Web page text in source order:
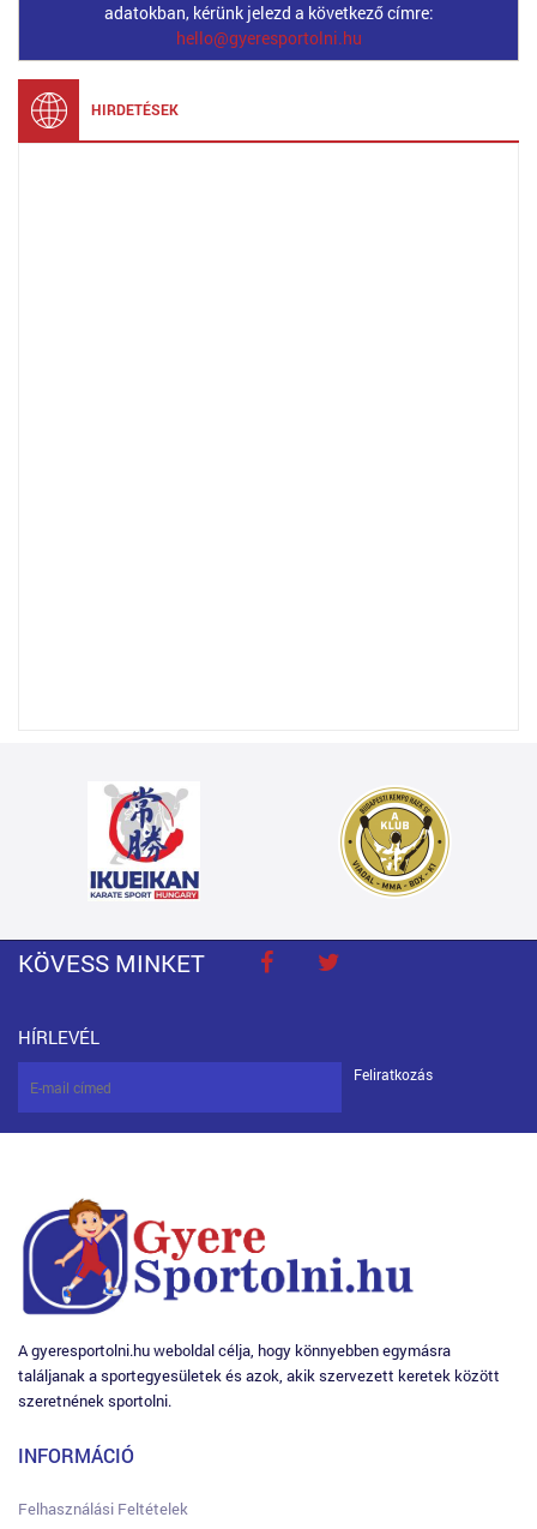
adatokban, kérünk jelezd a következő címre:
hello@gyeresportolni.hu
HIRDETÉSEK
KÖVESS MINKET
HÍRLEVÉL
Feliratkozás
A gyeresportolni.hu weboldal célja, hogy könnyebben egymásra
találjanak a sportegyesületek és azok, akik szervezett keretek között
szeretnének sportolni.
INFORMÁCIÓ
Felhasználási Feltételek